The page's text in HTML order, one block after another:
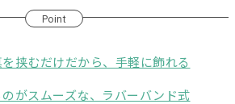
Point
挟むだけだから、手軽に飾れる
がスムーズな、ラバーバンド式